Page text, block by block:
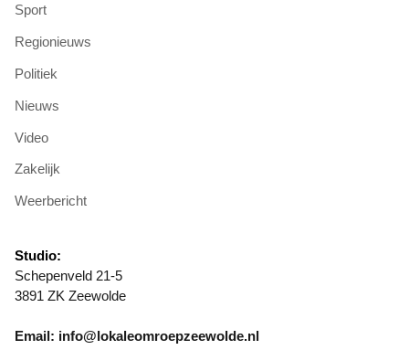
Sport
Regionieuws
Politiek
Nieuws
Video
Zakelijk
Weerbericht
Studio:
Schepenveld 21-5
3891 ZK Zeewolde
Email: info@lokaleomroepzeewolde.nl